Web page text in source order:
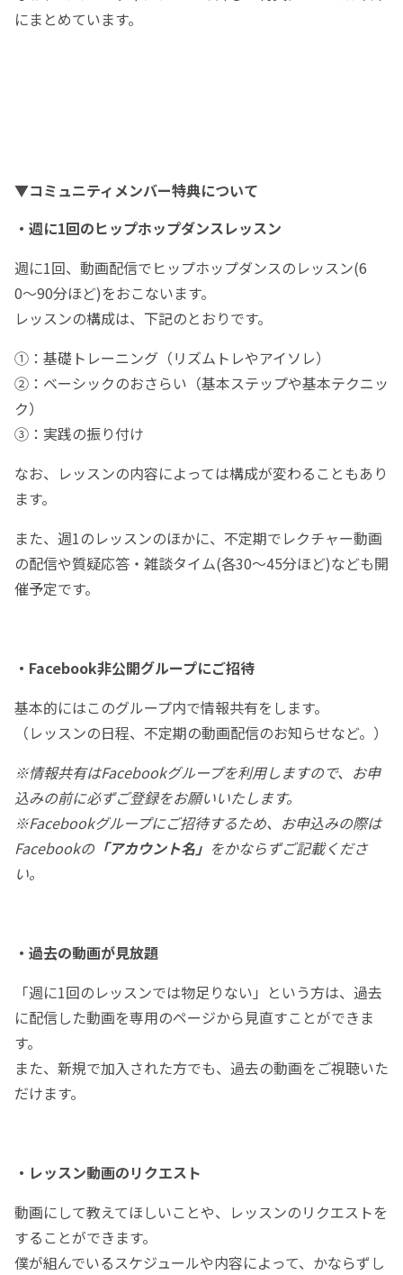
にまとめています。
▼コミュニティメンバー特典について
・週に1回のヒップホップダンスレッスン
週に1回、動画配信でヒップホップダンスのレッスン(6
0〜90分ほど)をおこないます。
レッスンの構成は、下記のとおりです。
①：基礎トレーニング（リズムトレやアイソレ）
②：ベーシックのおさらい（基本ステップや基本テクニッ
ク）
③：実践の振り付け
なお、レッスンの内容によっては構成が変わることもあり
ます。
また、週1のレッスンのほかに、不定期でレクチャー動画
の配信や質疑応答・雑談タイム(各30〜45分ほど)なども開
催予定です。
・Facebook非公開グループにご招待
基本的にはこのグループ内で情報共有をします。
（レッスンの日程、不定期の動画配信のお知らせなど。）
※情報共有はFacebookグループを利用しますので、お申
込みの前に必ずご登録をお願いいたします。
※Facebookグループにご招待するため、お申込みの際は
Facebookの 「アカウント名」 をかならずご記載くださ
い。
・過去の動画が見放題
「週に1回のレッスンでは物足りない」という方は、過去
に配信した動画を専用のページから見直すことができま
す。
また、新規で加入された方でも、過去の動画をご視聴いた
だけます。
・レッスン動画のリクエスト
動画にして教えてほしいことや、レッスンのリクエストを
することができます。
僕が組んでいるスケジュールや内容によって、かならずし